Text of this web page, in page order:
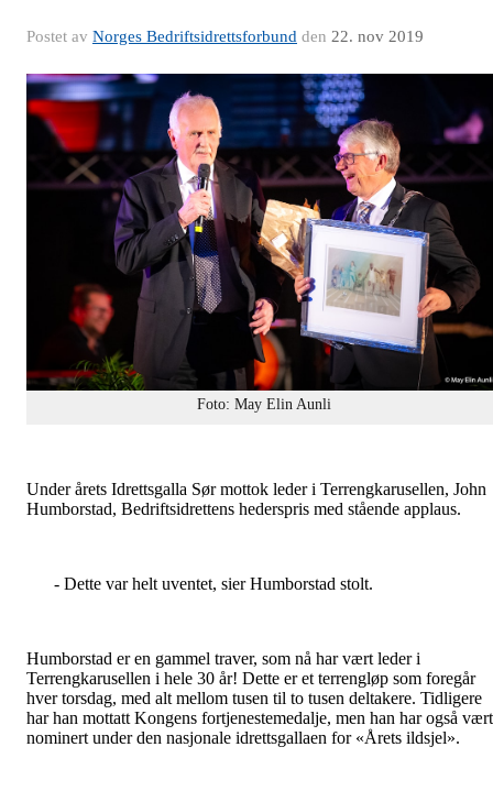
Postet av Norges Bedriftsidrettsforbund den 22. nov 2019
Foto: May Elin Aunli
Under årets Idrettsgalla Sør mottok leder i Terrengkarusellen, John
Humborstad, Bedriftsidrettens hederspris med stående applaus.
- Dette var helt uventet, sier Humborstad stolt.
Humborstad er en gammel traver, som nå har vært leder i
Terrengkarusellen i hele 30 år! Dette er et terrengløp som foregår
hver torsdag, med alt mellom tusen til to tusen deltakere. Tidligere
har han mottatt Kongens fortjenestemedalje, men han har også vært
nominert under den nasjonale idrettsgallaen for «Årets ildsjel».